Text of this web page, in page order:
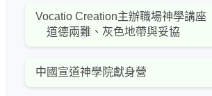
Vocatio Creation主辦職場神學講座
道德兩難、灰色地帶與妥協
中國宣道神學院獻身營